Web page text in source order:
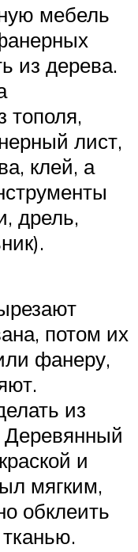
мебель
из дерева.
тополя,
лист,
клей, а
дрель,
потом их
фанеру,
из
Деревянный
и
мягким,
обклеить